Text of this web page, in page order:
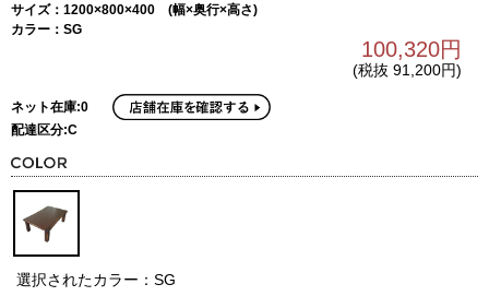
サイズ：1200×800×400 (幅×奥行×高さ)
カラー：SG
100,320円
(税抜 91,200円)
ネット在庫:0
配達区分:C
選択されたカラー：SG